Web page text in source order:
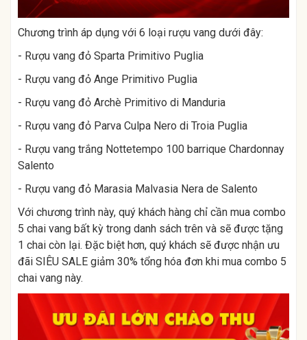
Chương trình áp dụng với 6 loại rượu vang dưới đây:
- Rượu vang đỏ Sparta Primitivo Puglia
- Rượu vang đỏ Ange Primitivo Puglia
- Rượu vang đỏ Archè Primitivo di Manduria
- Rượu vang đỏ Parva Culpa Nero di Troia Puglia
- Rượu vang trắng Nottetempo 100 barrique Chardonnay
Salento
- Rượu vang đỏ Marasia Malvasia Nera de Salento
Với chương trình này, quý khách hàng chỉ cần mua combo
5 chai vang bất kỳ trong danh sách trên và sẽ được tặng
1 chai còn lại. Đặc biệt hơn, quý khách sẽ được nhận ưu
đãi SIÊU SALE giảm 30% tổng hóa đơn khi mua combo 5
chai vang này.